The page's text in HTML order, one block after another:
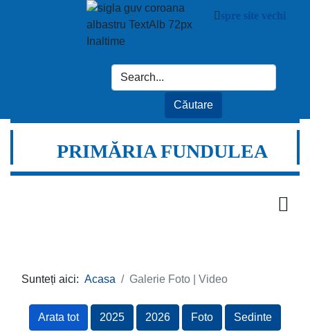
spre site vechi
PRIMĂRIA FUNDULEA
Sunteți aici: Acasa Galerie Foto | Video
Arata tot 2025 2026 Foto
Sedinte